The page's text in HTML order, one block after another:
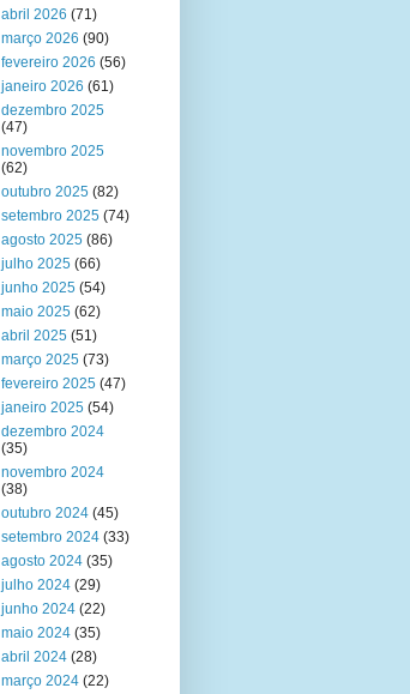
abril 2026 (71)
março 2026 (90)
fevereiro 2026 (56)
janeiro 2026 (61)
dezembro 2025
(47)
novembro 2025
(62)
outubro 2025 (82)
setembro 2025 (74)
agosto 2025 (86)
julho 2025 (66)
junho 2025 (54)
maio 2025 (62)
abril 2025 (51)
março 2025 (73)
fevereiro 2025 (47)
janeiro 2025 (54)
dezembro 2024
(35)
novembro 2024
(38)
outubro 2024 (45)
setembro 2024 (33)
agosto 2024 (35)
julho 2024 (29)
junho 2024 (22)
maio 2024 (35)
abril 2024 (28)
março 2024 (22)